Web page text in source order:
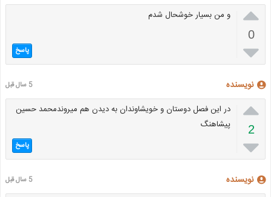

0

و من بسیار خوشحال شدم
پاسخ
نویسنده 5 سال قبل

2

در این فصل دوستان و خویشاوندان به دیدن هم میروندمحمد حسین
پیشاهنگ
پاسخ
نویسنده 5 سال قبل